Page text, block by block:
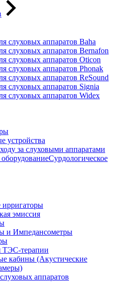
слуховых аппаратов Baha
слуховых аппаратов Bernafon
слуховых аппаратов Oticon
слуховых аппаратов Phonak
слуховых аппаратов ReSound
слуховых аппаратов Signia
слуховых аппаратов Widex
устройства
за слуховыми аппаратами
Сурдологическое
ирригаторы
эмиссия
и Импедансометры
ТЭС-терапии
кабины (Акустические
аппаратов